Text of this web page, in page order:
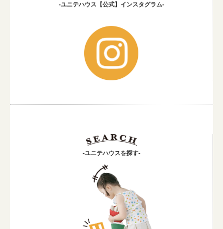
-ユニテハウス【公式】インスタグラム-
-ユニテハウスを探す-